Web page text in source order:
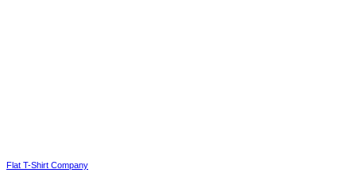
Flat T-Shirt Company